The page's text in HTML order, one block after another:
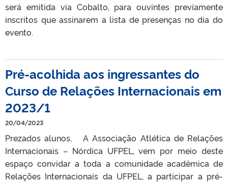
será emitida via Cobalto, para ouvintes previamente
inscritos que assinarem a lista de presenças no dia do
evento.
Pré-acolhida aos ingressantes do
Curso de Relações Internacionais em
2023/1
20/04/2023
Prezados alunos, A Associação Atlética de Relações
Internacionais – Nórdica UFPEL, vem por meio deste
espaço convidar a toda a comunidade acadêmica de
Relações Internacionais da UFPEL, a participar a pré-